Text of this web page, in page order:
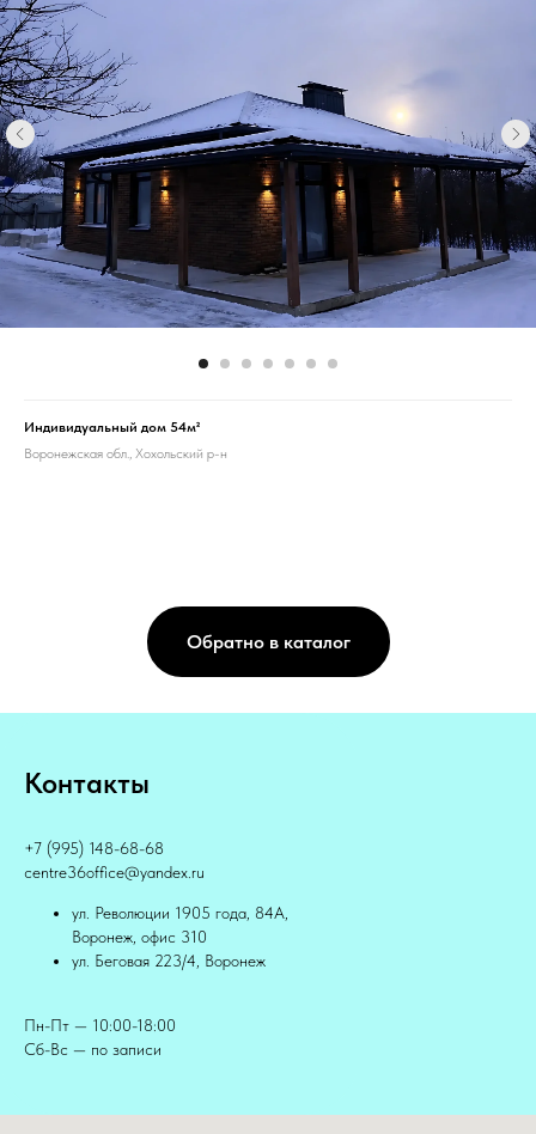
Индивидуальный дом 54м²
Воронежская обл., Хохольский р-н
Обратно в каталог
Контакты
+7 (995) 148-68-68
centre36office@yandex.ru
ул. Революции 1905 года, 84А,
Воронеж, офис 310
ул. Беговая 223/4, Воронеж
Пн-Пт — 10:00-18:00
Сб-Вс — по записи